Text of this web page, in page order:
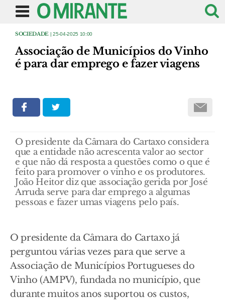
SOCIEDADE | 25-04-2025 10:00
Associação de Municípios do Vinho
é para dar emprego e fazer viagens
O presidente da Câmara do Cartaxo considera
que a entidade não acrescenta valor ao sector
e que não dá resposta a questões como o que é
feito para promover o vinho e os produtores.
João Heitor diz que associação gerida por José
Arruda serve para dar emprego a algumas
pessoas e fazer umas viagens pelo país.
O presidente da Câmara do Cartaxo já
perguntou várias vezes para que serve a
Associação de Municípios Portugueses do
Vinho (AMPV), fundada no município, que
durante muitos anos suportou os custos,